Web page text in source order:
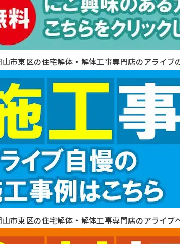
山市東区の住宅解体・解体工事専門店のアライ
山市東区の住宅解体・解体工事専門店のアライ